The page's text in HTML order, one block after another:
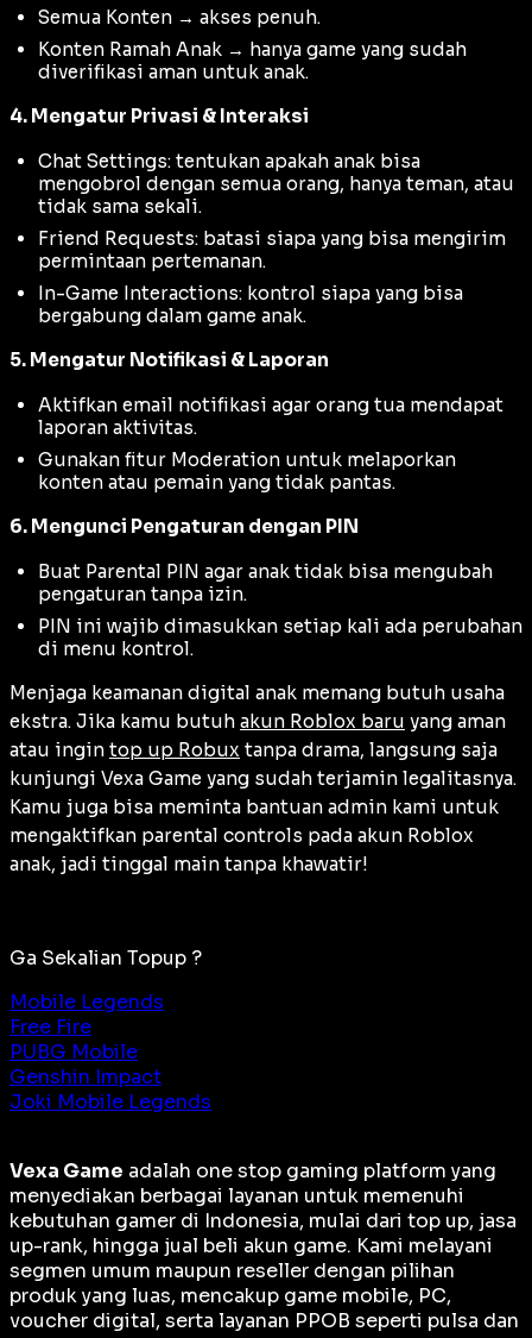
Semua Konten → akses penuh.
Konten Ramah Anak → hanya game yang sudah
diverifikasi aman untuk anak.
4. Mengatur Privasi & Interaksi
Chat Settings: tentukan apakah anak bisa
mengobrol dengan semua orang, hanya teman, atau
tidak sama sekali.
Friend Requests: batasi siapa yang bisa mengirim
permintaan pertemanan.
In-Game Interactions: kontrol siapa yang bisa
bergabung dalam game anak.
5. Mengatur Notifikasi & Laporan
Aktifkan email notifikasi agar orang tua mendapat
laporan aktivitas.
Gunakan fitur Moderation untuk melaporkan
konten atau pemain yang tidak pantas.
6. Mengunci Pengaturan dengan PIN
Buat Parental PIN agar anak tidak bisa mengubah
pengaturan tanpa izin.
PIN ini wajib dimasukkan setiap kali ada perubahan
di menu kontrol.
Menjaga keamanan digital anak memang butuh usaha
ekstra. Jika kamu butuh akun Roblox baru yang aman
atau ingin top up Robux tanpa drama, langsung saja
kunjungi Vexa Game yang sudah terjamin legalitasnya.
Kamu juga bisa meminta bantuan admin kami untuk
mengaktifkan parental controls pada akun Roblox
anak, jadi tinggal main tanpa khawatir!
Ga Sekalian Topup ?
Mobile Legends
Free Fire
PUBG Mobile
Genshin Impact
Joki Mobile Legends
Vexa Game adalah one stop gaming platform yang
menyediakan berbagai layanan untuk memenuhi
kebutuhan gamer di Indonesia, mulai dari top up, jasa
up-rank, hingga jual beli akun game. Kami melayani
segmen umum maupun reseller dengan pilihan
produk yang luas, mencakup game mobile, PC,
voucher digital, serta layanan PPOB seperti pulsa dan